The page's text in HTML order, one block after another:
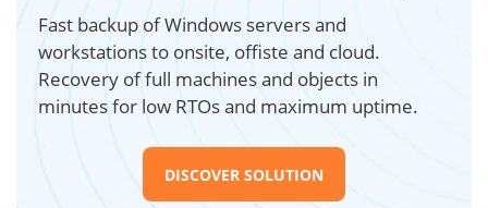
Fast backup of Windows servers and
workstations to onsite, offiste and cloud.
Recovery of full machines and objects in
minutes for low RTOs and maximum uptime.
DISCOVER SOLUTION